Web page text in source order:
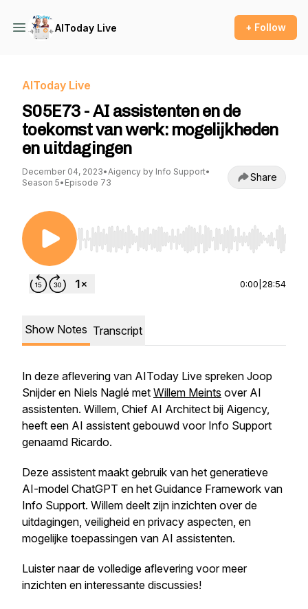
AIToday Live + Follow
AIToday Live
S05E73 - AI assistenten en de
toekomst van werk: mogelijkheden
en uitdagingen
December 04, 2023•Aigency by Info Support•
Season 5• Episode 73 Share
Use Left/Right to seek, Home/End to jump to
0:00 28:54
Show Notes Transcript
In deze aflevering van AIToday Live spreken Joop
Snijder en Niels Naglé met Willem Meints over AI
assistenten. Willem, Chief AI Architect bij Aigency,
heeft een AI assistent gebouwd voor Info Support
genaamd Ricardo.
Deze assistent maakt gebruik van het generatieve
AI-model ChatGPT en het Guidance Framework van
Info Support. Willem deelt zijn inzichten over de
uitdagingen, veiligheid en privacy aspecten, en
mogelijke toepassingen van AI assistenten.
Luister naar de volledige aflevering voor meer
inzichten en interessante discussies!